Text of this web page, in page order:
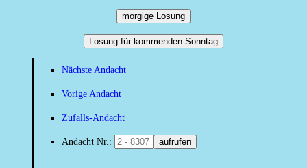
morgige Losung
Losung für kommenden Sonntag
Nächste Andacht
Vorige Andacht
Zufalls-Andacht
Andacht Nr.: aufrufen